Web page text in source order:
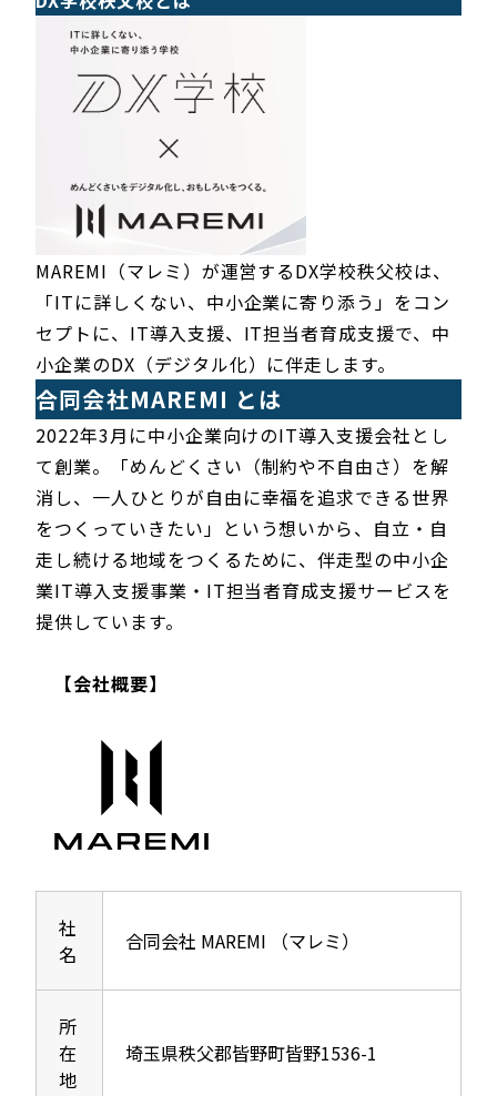
MAREMI（マレミ）が運営するDX学校秩父校は、
「ITに詳しくない、中小企業に寄り添う」をコン
セプトに、IT導入支援、IT担当者育成支援で、中
小企業のDX（デジタル化）に伴走します。
合同会社MAREMI とは
2022年3月に中小企業向けのIT導入支援会社とし
て創業。「めんどくさい（制約や不自由さ）を解
消し、一人ひとりが自由に幸福を追求できる世界
をつくっていきたい」という想いから、自立・自
走し続ける地域をつくるために、伴走型の中小企
業IT導入支援事業・IT担当者育成支援サービスを
提供しています。
【会社概要】
社
名
合同会社 MAREMI （マレミ）
所
在
地
埼玉県秩父郡皆野町皆野1536-1